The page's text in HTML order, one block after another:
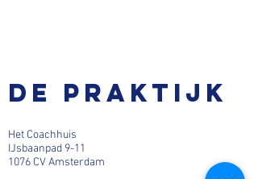
De praktijk
Het Coachhuis
IJsbaanpad 9-11
1076 CV Amsterdam